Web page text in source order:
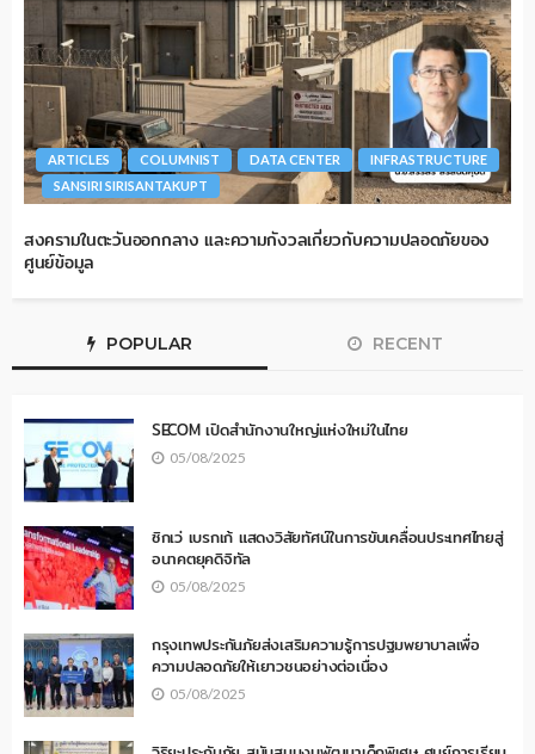
ARTICLES COLUMNIST DATA CENTER
INFRASTRUCTURE
SANSIRI SIRISANTAKUPT
สงครามในตะวันออกกลาง และความกังวลเกี่ยวกับความปลอดภัยของ
ศูนย์ข้อมูล
POPULAR RECENT
SECOM เปิดสำนักงานใหญ่แห่งใหม่ในไทย
05/08/2025
ซิกเว่ เบรกเก้ แสดงวิสัยทัศน์ในการขับเคลื่อนประเทศไทยสู่
อนาคตยุคดิจิทัล
05/08/2025
กรุงเทพประกันภัยส่งเสริมความรู้การปฐมพยาบาลเพื่อ
ความปลอดภัยให้เยาวชนอย่างต่อเนื่อง
05/08/2025